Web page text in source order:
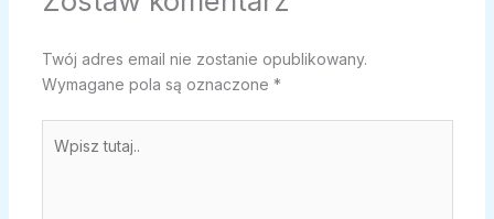
Twój adres email nie zostanie opublikowany.
Wymagane pola są oznaczone *
tutaj..